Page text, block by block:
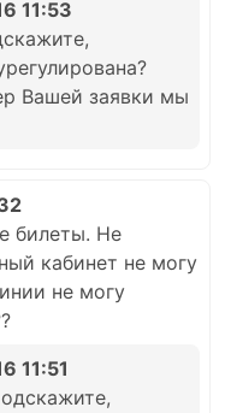
11:53
Вашей заявки мы
билеты. Не
кабинет не могу
не могу
11:51